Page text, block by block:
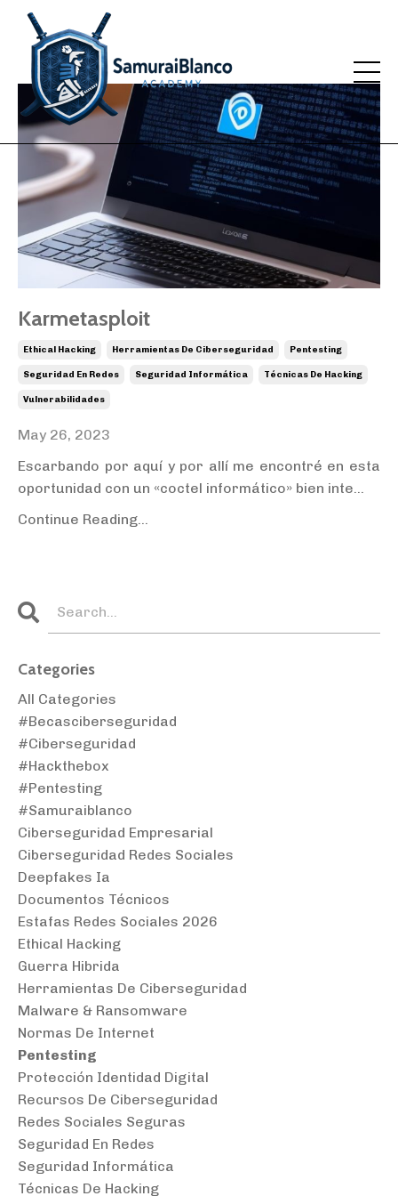
Karmetasploit
Ethical Hacking Herramientas De Ciberseguridad Pentesting
Seguridad En Redes Seguridad Informática Técnicas De Hacking
Vulnerabilidades
May 26, 2023
Escarbando por aquí y por allí me encontré en esta
oportunidad con un «coctel informático» bien inte
Continue Reading...
Categories
All Categories
#becasciberseguridad
#ciberseguridad
#hackthebox
#pentesting
#samuraiblanco
Ciberseguridad Empresarial
Ciberseguridad Redes Sociales
Deepfakes Ia
Documentos Técnicos
Estafas Redes Sociales 2026
Ethical Hacking
Guerra Hibrida
Herramientas De Ciberseguridad
Malware & Ransomware
Normas De Internet
Pentesting
Protección Identidad Digital
Recursos De Ciberseguridad
Redes Sociales Seguras
Seguridad En Redes
Seguridad Informática
Técnicas De Hacking